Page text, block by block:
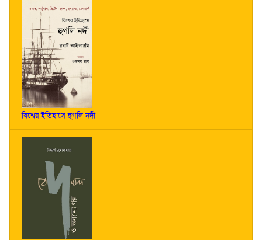
বিশ্বের ইতিহাসে হুগলি নদী